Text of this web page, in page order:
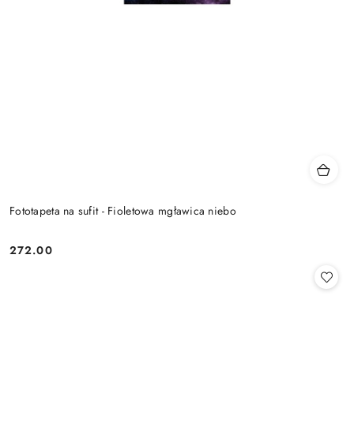
Fototapeta na sufit - Fioletowa mgławica niebo
Cena:
272.00